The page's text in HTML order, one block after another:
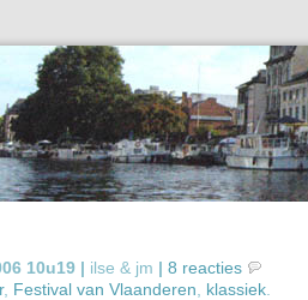
10u19 | ilse & jm | 8 reacties
, Festival van Vlaanderen klassiek